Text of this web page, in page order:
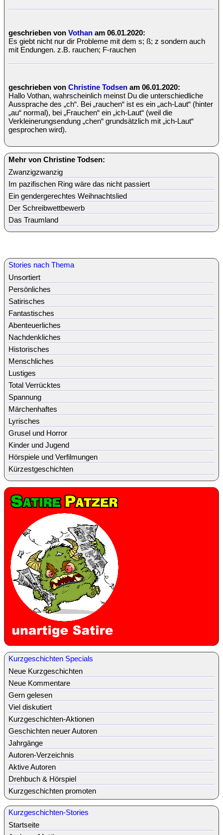
geschrieben von Vothan am 06.01.2020:
Es giebt nicht nur dir Probleme mit dem s; ß; z sondern auch
mit Endungen. z.B. rauchen; F-rauchen
geschrieben von Christine Todsen am 06.01.2020:
Hallo Vothan, wahrscheinlich meinst Du die unterschiedliche
Aussprache des „ch“. Bei „rauchen“ ist es ein „ach-Laut“ (hinter
„au“ normal), bei „Frauchen“ ein „ich-Laut“ (weil die
Verkleinerungsendung „chen“ grundsätzlich mit „ich-Laut“
gesprochen wird).
Mehr von Christine Todsen:
Zwanzigzwanzig
Im pazifischen Ring wäre das nicht passiert
Ein gendergerechtes Weihnachtslied
Der Schreibwettbewerb
Das Traumland
Stories nach Thema
Unsortiert
Persönliches
Satirisches
Fantastisches
Abenteuerliches
Nachdenkliches
Historisches
Menschliches
Lustiges
Total Verrücktes
Spannung
Märchenhaftes
Lyrisches
Grusel und Horror
Kinder und Jugend
Hörspiele und Verfilmungen
Kürzestgeschichten
Kurzgeschichten Specials
Neue Kurzgeschichten
Neue Kommentare
Gern gelesen
Viel diskutiert
Kurzgeschichten-Aktionen
Geschichten neuer Autoren
Jahrgänge
Autoren-Verzeichnis
Aktive Autoren
Drehbuch & Hörspiel
Kurzgeschichten promoten
Kurzgeschichten-Stories
Startseite